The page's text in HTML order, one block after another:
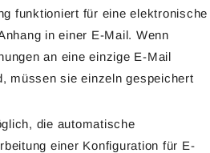
funktioniert für eine elektronische
in einer E-Mail. Wenn
an eine einzige E-Mail
müssen sie einzeln gespeichert
die automatische
einer Konfiguration für E-